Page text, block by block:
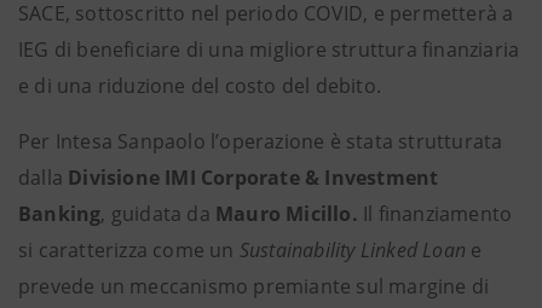
SACE, sottoscritto nel periodo COVID, e permetterà a
IEG di beneficiare di una migliore struttura finanziaria
e di una riduzione del costo del debito.
Per Intesa Sanpaolo l’operazione è stata strutturata
dalla Divisione IMI Corporate & Investment
Banking, guidata da Mauro Micillo. Il finanziamento
si caratterizza come un Sustainability Linked Loan e
prevede un meccanismo premiante sul margine di